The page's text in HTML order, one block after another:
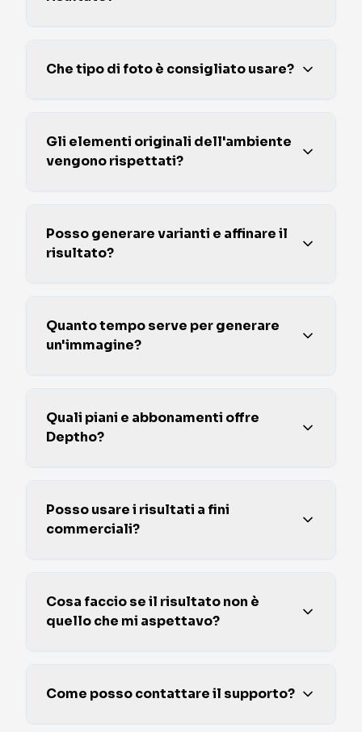
Che tipo di foto è consigliato usare?
Gli elementi originali dell'ambiente
vengono rispettati?
Posso generare varianti e affinare il
risultato?
Quanto tempo serve per generare
un'immagine?
Quali piani e abbonamenti offre
Deptho?
Posso usare i risultati a fini
commerciali?
Cosa faccio se il risultato non è
quello che mi aspettavo?
Come posso contattare il supporto?